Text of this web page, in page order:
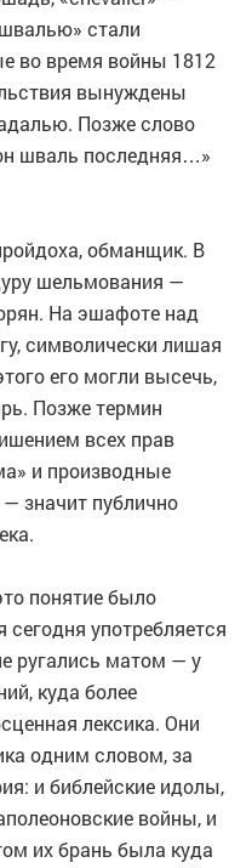
стали
во время войны 1812
вынуждены
Позже слово
шваль последняя…»
обманщик. В
шельмования —
На эшафоте над
символически лишая
его могли высечь,
Позже термин
всех прав
и производные
значит публично
понятие было
употребляется
ругались матом — у
куда более
лексика. Они
одним словом, за
и библейские идолы,
войны, и
их брань была куда